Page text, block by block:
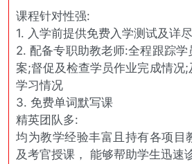
课程针对性强:
1. 入学前提供免费入学测试及详
2. 配备专职助教老师:全程跟踪学
案;督促及检查学员作业完成情况
学习情况
3. 免费单词默写课
精英团队多:
均为教学经验丰富且持有各项目
及考官授课， 能够帮助学生迅速